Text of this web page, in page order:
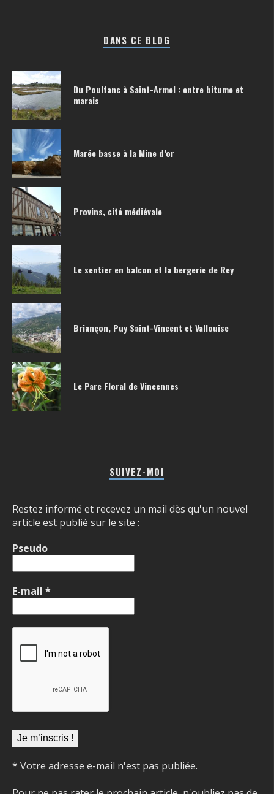
DANS CE BLOG
Du Poulfanc à Saint-Armel : entre bitume et
marais
Marée basse à la Mine d’or
Provins, cité médiévale
Le sentier en balcon et la bergerie de Rey
Briançon, Puy Saint-Vincent et Vallouise
Le Parc Floral de Vincennes
SUIVEZ-MOI
Restez informé et recevez un mail dès qu'un nouvel
article est publié sur le site :
Pseudo
E-mail *
* Votre adresse e-mail n'est pas publiée.